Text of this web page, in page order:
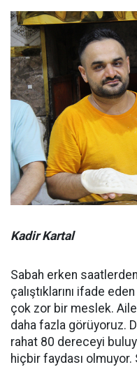
Kadir Kartal
Sabah erken
çalıştıklarını ifade
çok zor bir meslek.
daha fazla görüyoruz.
rahat 80 dereceyi
hiçbir faydası